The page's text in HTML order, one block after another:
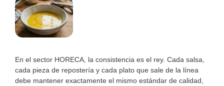
En el sector HORECA, la consistencia es el rey. Cada salsa,
cada pieza de repostería y cada plato que sale de la línea
debe mantener exactamente el mismo estándar de calidad,